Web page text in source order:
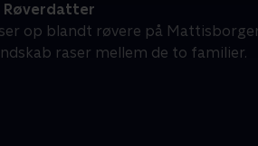
Røverdatter
op blandt røvere på
raser mellem de to familier.